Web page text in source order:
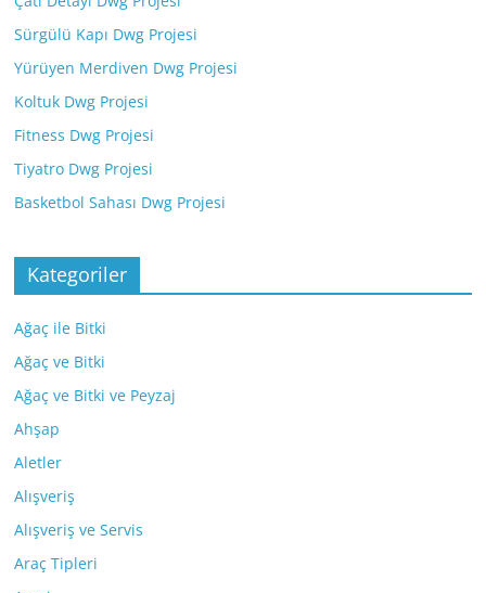
Sürgülü Kapı Dwg Projesi
Yürüyen Merdiven Dwg Projesi
Koltuk Dwg Projesi
Fitness Dwg Projesi
Tiyatro Dwg Projesi
Basketbol Sahası Dwg Projesi
Kategoriler
Ağaç ile Bitki
Ağaç ve Bitki
Ağaç ve Bitki ve Peyzaj
Ahşap
Aletler
Alışveriş
Alışveriş ve Servis
Araç Tipleri